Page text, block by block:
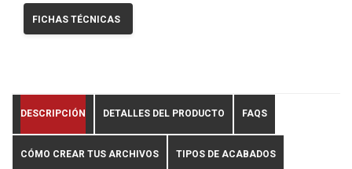
FICHAS TÉCNICAS
DESCRIPCIÓN DETALLES DEL PRODUCTO FAQS
CÓMO CREAR TUS ARCHIVOS TIPOS DE ACABADOS